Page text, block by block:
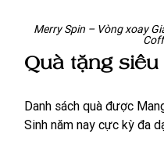
Merry Spin – Vòng xoay
Quà tặng
Danh sách quà được
Sinh năm nay cực kỳ đa